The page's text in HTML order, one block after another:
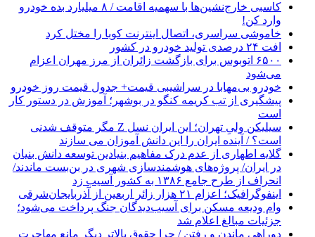
کاسبی خارج‌نشین‌ها با سهمیه اقامت / ۸ میلیارد بده خودرو
وارد کن!
خاموشی سراسری، اتصال اینترنت کوبا را مختل کرد
افت ۲۴ درصدی تولید خودرو در کشور
۶۵۰۰ اتوبوس برای بازگشت زائران از مرز مهران اعزام
می‌شود
خودرو بی‌مهابا در سراشیبی قیمت+ جدول قیمت روز خودرو
پیشگیری از تب کریمه کنگو در بوشهر؛ آموزش در دستور کار
است
سیلیکن ولیِ تهران؛ این ایران نسل Z مگر متوقف شدنی
است؟ / آینده ایران را این دانش آموزان می سازند
گلایه اطهاری از عدم درک مفاهیم بنیادین توسعه دانش بنیان
در ایران/ پروژه‌های هوشمندسازی شهری در بن‌بست ماندند/
انحراف از طرح جامع ۱۳۸۶ به کشور آسیب زد
اینفوگرافیک؛ اعزام ۲۱ هزار زائر اربعین از آذربایجان‌شرقی
وام ودیعه مسکن برای آسیب‌دیدگان جنگ پرداخت می‌شود؛
جزئیات مبالغ اعلام شد
دوراهی ماندن و رفتن / چرا حقوق بالاتر دیگر مانع مهاجرت